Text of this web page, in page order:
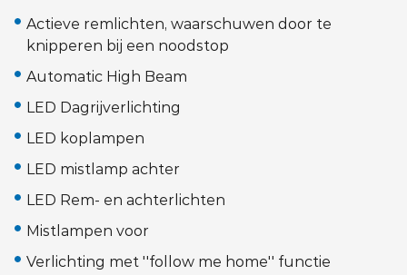
Actieve remlichten, waarschuwen door te
knipperen bij een noodstop
Automatic High Beam
LED Dagrijverlichting
LED koplampen
LED mistlamp achter
LED Rem- en achterlichten
Mistlampen voor
Verlichting met ''follow me home'' functie